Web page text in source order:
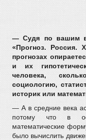
— Судя по вашим
«Прогноз. Россия.
прогнозах
и их
человека,
социологию,
историк или
— А в средние века
потому что в
математические
было вычислить